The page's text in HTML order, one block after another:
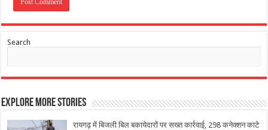
Search
Explore More Stories
रायगढ़ में बिजली बिल बकायेदारों पर सख्त कार्रवाई, 298 कनेक्शन काटे